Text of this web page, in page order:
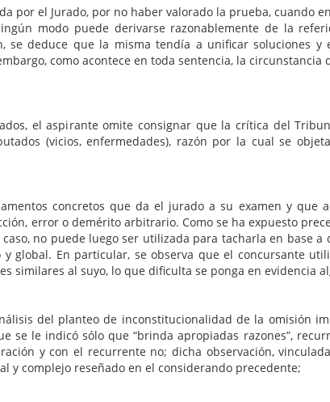
el Jurado, por no haber valorado la prueba, cuando
modo puede derivarse razonablemente de la
deduce que la misma tendía a unificar soluciones
como acontece en toda sentencia, la circunstancia
el aspirante omite consignar que la crítica del
(vicios, enfermedades), razón por la cual se
concretos que da el jurado a su examen y
error o demérito arbitrario. Como se ha expuesto
no puede luego ser utilizada para tacharla en base
global. En particular, se observa que el concursante
similares al suyo, lo que dificulta se ponga en evidencia
del planteo de inconstitucionalidad de la omisión
le indicó sólo que “brinda apropiadas razones”,
y con el recurrente no; dicha observación,
y complejo reseñado en el considerando precedente;